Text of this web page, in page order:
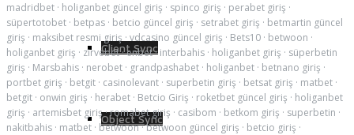
Client Sync
Object Sync
madridbet · holiganbet güncel giriş · spinco giriş · perabet giriş ·
süpertotobet · betpas · betcio güncel giriş · setrabet giriş · betmartin güncel
giriş · maksibet resmi giriş · vdcasino güncel giriş · Bets10 · betwoon ·
holiganbet giriş · zirvebet·enbet·interbahis · holiganbet giriş · süperbetin
giriş · Marsbahis · nerobet · grandpashabet · holiganbet · betnano giriş ·
portbet giriş · betgit · casinolevant · superbetin giriş · betsat giriş · matbet ·
betgit · onwin giriş · herabet · Betcio Giriş · roketbet güncel giriş · holiganbet
giriş · artemisbet giriş·romabet giriş · casibom · betkom giriş · superbetin ·
nakitbahis · matbet · betwoon·betwoon güncel giriş · betcio giriş ·